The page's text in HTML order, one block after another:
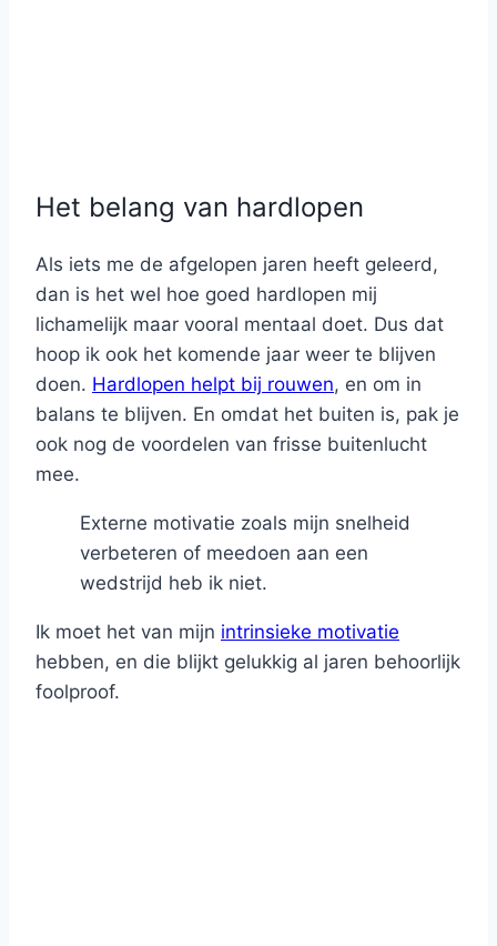
Het belang van hardlopen
Als iets me de afgelopen jaren heeft geleerd,
dan is het wel hoe goed hardlopen mij
lichamelijk maar vooral mentaal doet. Dus dat
hoop ik ook het komende jaar weer te blijven
doen. Hardlopen helpt bij rouwen, en om in
balans te blijven. En omdat het buiten is, pak je
ook nog de voordelen van frisse buitenlucht
mee.
Externe motivatie zoals mijn snelheid
verbeteren of meedoen aan een
wedstrijd heb ik niet.
Ik moet het van mijn intrinsieke motivatie
hebben, en die blijkt gelukkig al jaren behoorlijk
foolproof.